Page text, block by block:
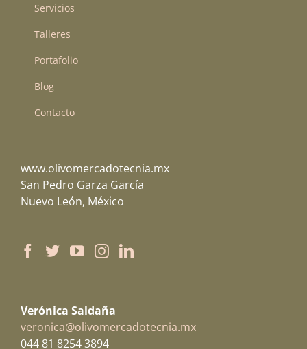
Servicios
Talleres
Portafolio
Blog
Contacto
www.olivomercadotecnia.mx
San Pedro Garza García
Nuevo León, México
Verónica Saldaña
veronica@olivomercadotecnia.mx
044 81 8254 3894